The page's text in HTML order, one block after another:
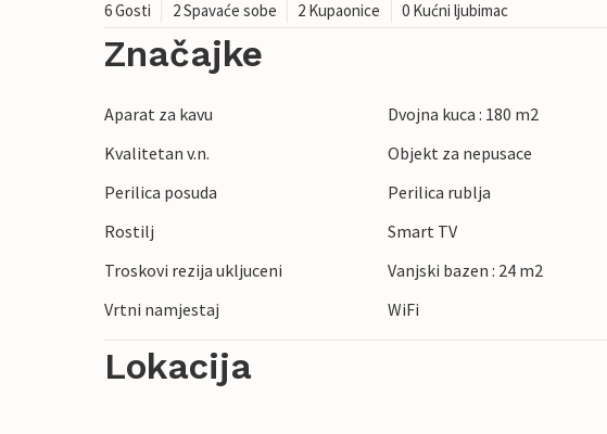
6 Gosti 2 Spavaće sobe 2 Kupaonice 0 Kućni ljubimac
Značajke
Aparat za kavu Dvojna kuca : 180 m2
Kvalitetan v.n.
Objekt za nepusace
Perilica posuda
Perilica rublja
Rostilj
Smart TV
Troskovi rezija ukljuceni
Vanjski bazen : 24 m2
Vrtni namjestaj
WiFi
Lokacija